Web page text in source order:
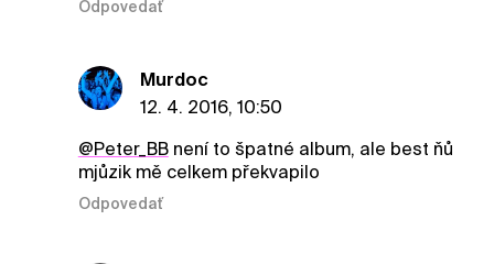
Odpovedať
Murdoc
12. 4. 2016, 10:50
@Peter_BBnení to špatné album, ale best ňů
mjůzik mě celkem překvapilo
Odpovedať